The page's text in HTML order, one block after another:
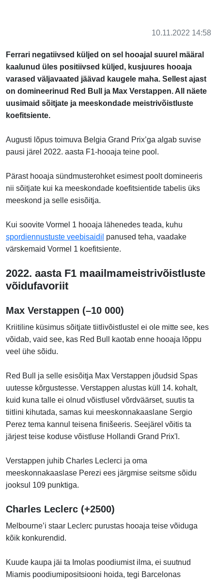
10.11.2022 14:58
Ferrari negatiivsed küljed on sel hooajal suurel määral
kaalunud üles positiivsed küljed, kusjuures hooaja
varased väljavaated jäävad kaugele maha. Sellest ajast
on domineerinud Red Bull ja Max Verstappen. All näete
uusimaid sõitjate ja meeskondade meistrivõistluste
koefitsiente.
Augusti lõpus toimuva Belgia Grand Prix’ga algab suvise
pausi järel 2022. aasta F1-hooaja teine pool.
Pärast hooaja sündmusterohket esimest poolt domineeris
nii sõitjate kui ka meeskondade koefitsientide tabelis üks
meeskond ja selle esisõitja.
Kui soovite Vormel 1 hooaja lähenedes teada, kuhu
spordiennustuste veebisaidil panused teha, vaadake
värskemaid Vormel 1 koefitsiente.
2022. aasta F1 maailmameistrivõistluste
võidufavoriit
Max Verstappen (–10 000)
Kriitiline küsimus sõitjate tiitlivõistlustel ei ole mitte see, kes
võidab, vaid see, kas Red Bull kaotab enne hooaja lõppu
veel ühe sõidu.
Red Bull ja selle esisõitja Max Verstappen jõudsid Spas
uutesse kõrgustesse. Verstappen alustas küll 14. kohalt,
kuid kuna talle ei olnud võistlusel võrdväärset, suutis ta
tiitlini kihutada, samas kui meeskonnakaaslane Sergio
Perez tema kannul teisena finišeeris. Seejärel võitis ta
järjest teise koduse võistluse Hollandi Grand Prix'l.
Verstappen juhib Charles Leclerci ja oma
meeskonnakaaslase Perezi ees järgmise seitsme sõidu
jooksul 109 punktiga.
Charles Leclerc (+2500)
Melbourne’i staar Leclerc purustas hooaja teise võiduga
kõik konkurendid.
Kuude kaupa jäi ta Imolas poodiumist ilma, ei suutnud
Miamis poodiumipositsiooni hoida, tegi Barcelonas